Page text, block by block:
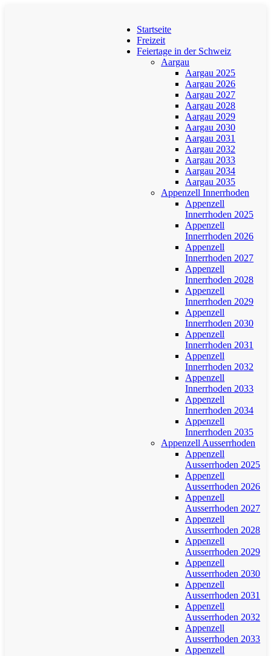
Startseite
Freizeit
Feiertage in der Schweiz
Aargau
Aargau 2025
Aargau 2026
Aargau 2027
Aargau 2028
Aargau 2029
Aargau 2030
Aargau 2031
Aargau 2032
Aargau 2033
Aargau 2034
Aargau 2035
Appenzell Innerrhoden
Appenzell
Innerrhoden 2025
Appenzell
Innerrhoden 2026
Appenzell
Innerrhoden 2027
Appenzell
Innerrhoden 2028
Appenzell
Innerrhoden 2029
Appenzell
Innerrhoden 2030
Appenzell
Innerrhoden 2031
Appenzell
Innerrhoden 2032
Appenzell
Innerrhoden 2033
Appenzell
Innerrhoden 2034
Appenzell
Innerrhoden 2035
Appenzell Ausserrhoden
Appenzell
Ausserrhoden 2025
Appenzell
Ausserrhoden 2026
Appenzell
Ausserrhoden 2027
Appenzell
Ausserrhoden 2028
Appenzell
Ausserrhoden 2029
Appenzell
Ausserrhoden 2030
Appenzell
Ausserrhoden 2031
Appenzell
Ausserrhoden 2032
Appenzell
Ausserrhoden 2033
Appenzell